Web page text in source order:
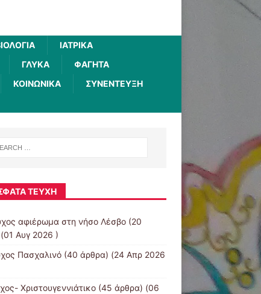
ΙΑΤΡΙΚΆ
ΓΛΥΚΆ
ΦΑΓΗΤΆ
ΚΟΙΝΩΝΙΚΆ
ΣΥΝΈΝΤΕΥΞΗ
ΤΕΎΧΗ
αφιέρωμα στη νήσο Λέσβο(20
Αυγ 2026 )
Πασχαλινό(40 άρθρα) (24 Απρ 2026
Χριστουγεννιάτικο(45 άρθρα) (06